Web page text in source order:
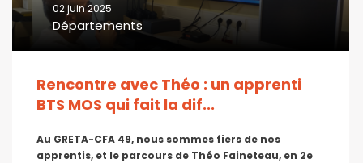
02 juin 2025
Départements
Rencontre avec Théo : un apprenti
BTS MOS qui fait la dif...
Au GRETA-CFA 49, nous sommes fiers de nos
apprentis, et le parcours de Théo Faineteau, en 2e